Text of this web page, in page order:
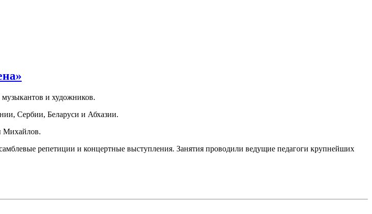
и художников.
Сербии, Беларуси и Абхазии.
Михайлов.
репетиции и концертные выступления. Занятия проводили ведущие педагоги крупнейших